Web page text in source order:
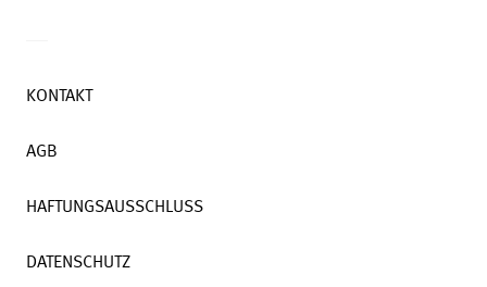
KONTAKT
AGB
HAFTUNGSAUSSCHLUSS
DATENSCHUTZ